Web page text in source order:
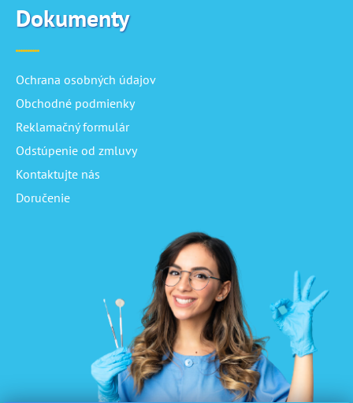
Dokumenty
Ochrana osobných údajov
Obchodné podmienky
Reklamačný formulár
Odstúpenie od zmluvy
Kontaktujte nás
Doručenie